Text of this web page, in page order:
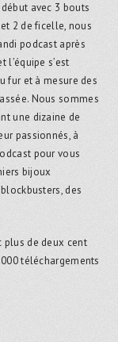
avec 3 bouts
2 de ficelle, nous
podcast après
l’équipe s’est
fur et à mesure des
Nous sommes
une dizaine de
passionnés, à
pour vous
bijoux
des
plus de deux cent
téléchargements